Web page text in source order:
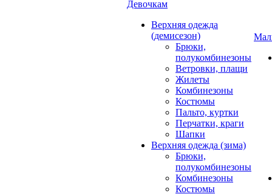
Девочкам
Верхняя одежда
(демисезон)
Брюки,
полукомбинезоны
Ветровки, плащи
Жилеты
Комбинезоны
Костюмы
Пальто, куртки
Перчатки, краги
Шапки
Верхняя одежда (зима)
Брюки,
полукомбинезоны
Комбинезоны
Костюмы